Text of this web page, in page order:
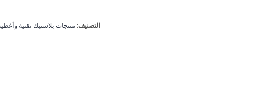
التصنيف: منتجات بلاستيك تقنية